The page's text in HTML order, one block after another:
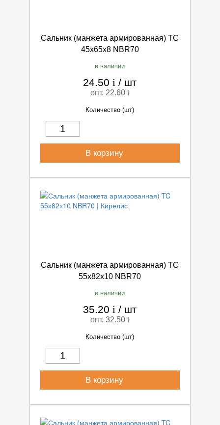
Сальник (манжета армированная) TC
45х65х8 NBR70
в наличии
24.50i / шт
опт. 22.60i
Количество (шт)
В корзину
Сальник (манжета армированная) TC
55х82х10 NBR70
в наличии
35.20i / шт
опт. 32.50i
Количество (шт)
В корзину